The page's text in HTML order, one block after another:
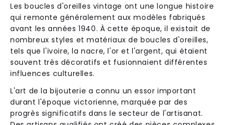
Les boucles d'oreilles vintage ont une longue histoire
qui remonte généralement aux modèles fabriqués
avant les années 1940. À cette époque, il existait de
nombreux styles et matériaux de boucles d'oreilles,
tels que l'ivoire, la nacre, l'or et l'argent, qui étaient
souvent très décoratifs et fusionnaient différentes
influences culturelles.
L'art de la bijouterie a connu un essor important
durant l'époque victorienne, marquée par des
progrès significatifs dans le secteur de l'artisanat.